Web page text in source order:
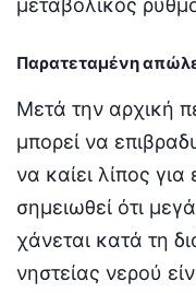
μεταβολικός
Παρατεταμένη
Μετά την αρχική
μπορεί να
να καίει λίπος για
σημειωθεί ότι
χάνεται κατά τη
νηστείας νερού